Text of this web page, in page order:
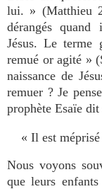
lui. » (Matthieu
dérangés
Jésus. Le
remué or agité »
naissance de
remuer ? Je
prophète Esaïe dit
« Il est
Nous voyons
que leurs